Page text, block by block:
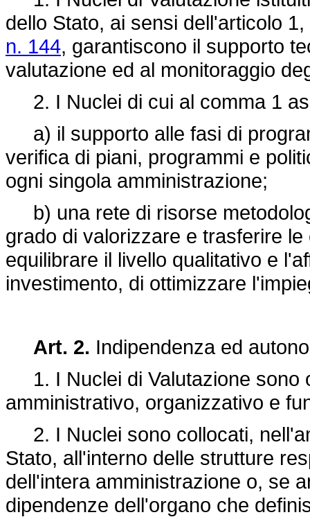
dello Stato, ai sensi dell'articolo
n. 144, garantiscono il supporto
valutazione ed al monitoraggio
2. I Nuclei di cui al comma 1
a) il supporto alle fasi di
verifica di piani, programmi e
ogni singola amministrazione;
b) una rete di risorse
grado di valorizzare e trasferire
equilibrare il livello qualitativo e
investimento, di ottimizzare
Art. 2. Indipendenza ed
1. I Nuclei di Valutazione sono
amministrativo, organizzativo e
2. I Nuclei sono collocati,
Stato, all'interno delle strutture
dell'intera amministrazione o, se
dipendenze dell'organo che